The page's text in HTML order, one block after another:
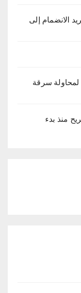
الانضمام إلى
سرقة
35 شهيداً و300 جريح منذ بدء